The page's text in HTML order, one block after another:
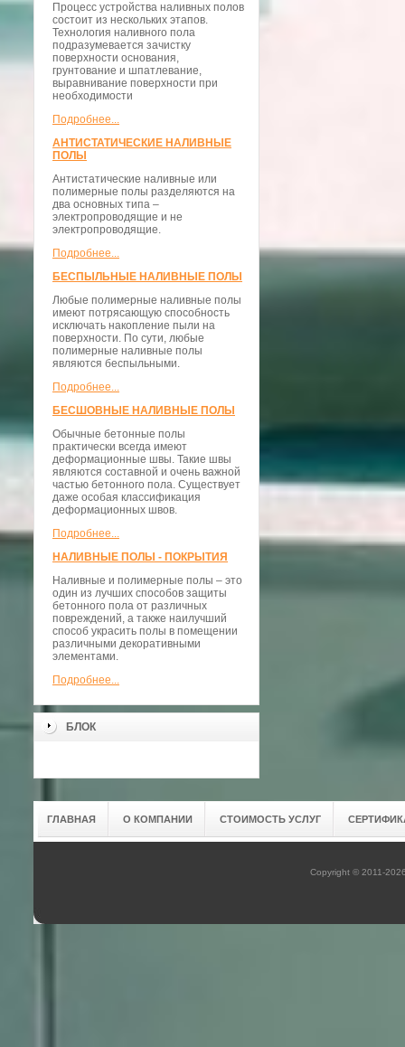
Процесс устройства наливных полов
состоит из нескольких этапов.
Технология наливного пола
подразумевается зачистку
поверхности основания,
грунтование и шпатлевание,
выравнивание поверхности при
необходимости
Подробнее...
АНТИСТАТИЧЕСКИЕ НАЛИВНЫЕ
ПОЛЫ
Антистатические наливные или
полимерные полы разделяются на
два основных типа –
электропроводящие и не
электропроводящие.
Подробнее...
БЕСПЫЛЬНЫЕ НАЛИВНЫЕ ПОЛЫ
Любые полимерные наливные полы
имеют потрясающую способность
исключать накопление пыли на
поверхности. По сути, любые
полимерные наливные полы
являются беспыльными.
Подробнее...
БЕСШОВНЫЕ НАЛИВНЫЕ ПОЛЫ
Обычные бетонные полы
практически всегда имеют
деформационные швы. Такие швы
являются составной и очень важной
частью бетонного пола. Существует
даже особая классификация
деформационных швов.
Подробнее...
НАЛИВНЫЕ ПОЛЫ - ПОКРЫТИЯ
Наливные и полимерные полы – это
один из лучших способов защиты
бетонного пола от различных
повреждений, а также наилучший
способ украсить полы в помещении
различными декоративными
элементами.
Подробнее...
БЛОК
ГЛАВНАЯ О КОМПАНИИ СТОИМОСТЬ УСЛУГ
Copyright © 2011-